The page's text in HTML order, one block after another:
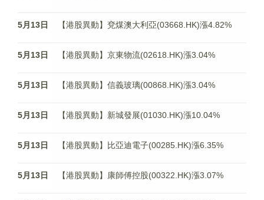
5月13日 【港股異動】兗煤澳大利亞(03668.HK)漲4.82%
5月13日 【港股異動】京東物流(02618.HK)漲3.04%
5月13日 【港股異動】信義玻璃(00868.HK)漲3.04%
5月13日 【港股異動】新城發展(01030.HK)漲10.04%
5月13日 【港股異動】比亞迪電子(00285.HK)漲6.35%
5月13日 【港股異動】康師傅控股(00322.HK)漲3.07%